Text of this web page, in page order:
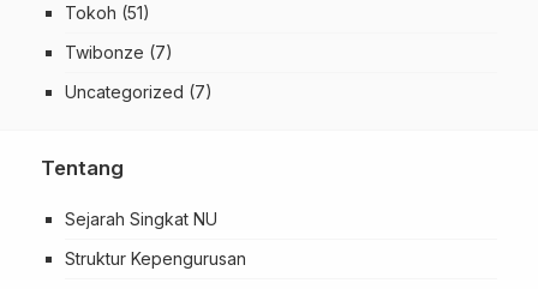
Tokoh (51)
Twibonze (7)
Uncategorized (7)
Tentang
Sejarah Singkat NU
Struktur Kepengurusan